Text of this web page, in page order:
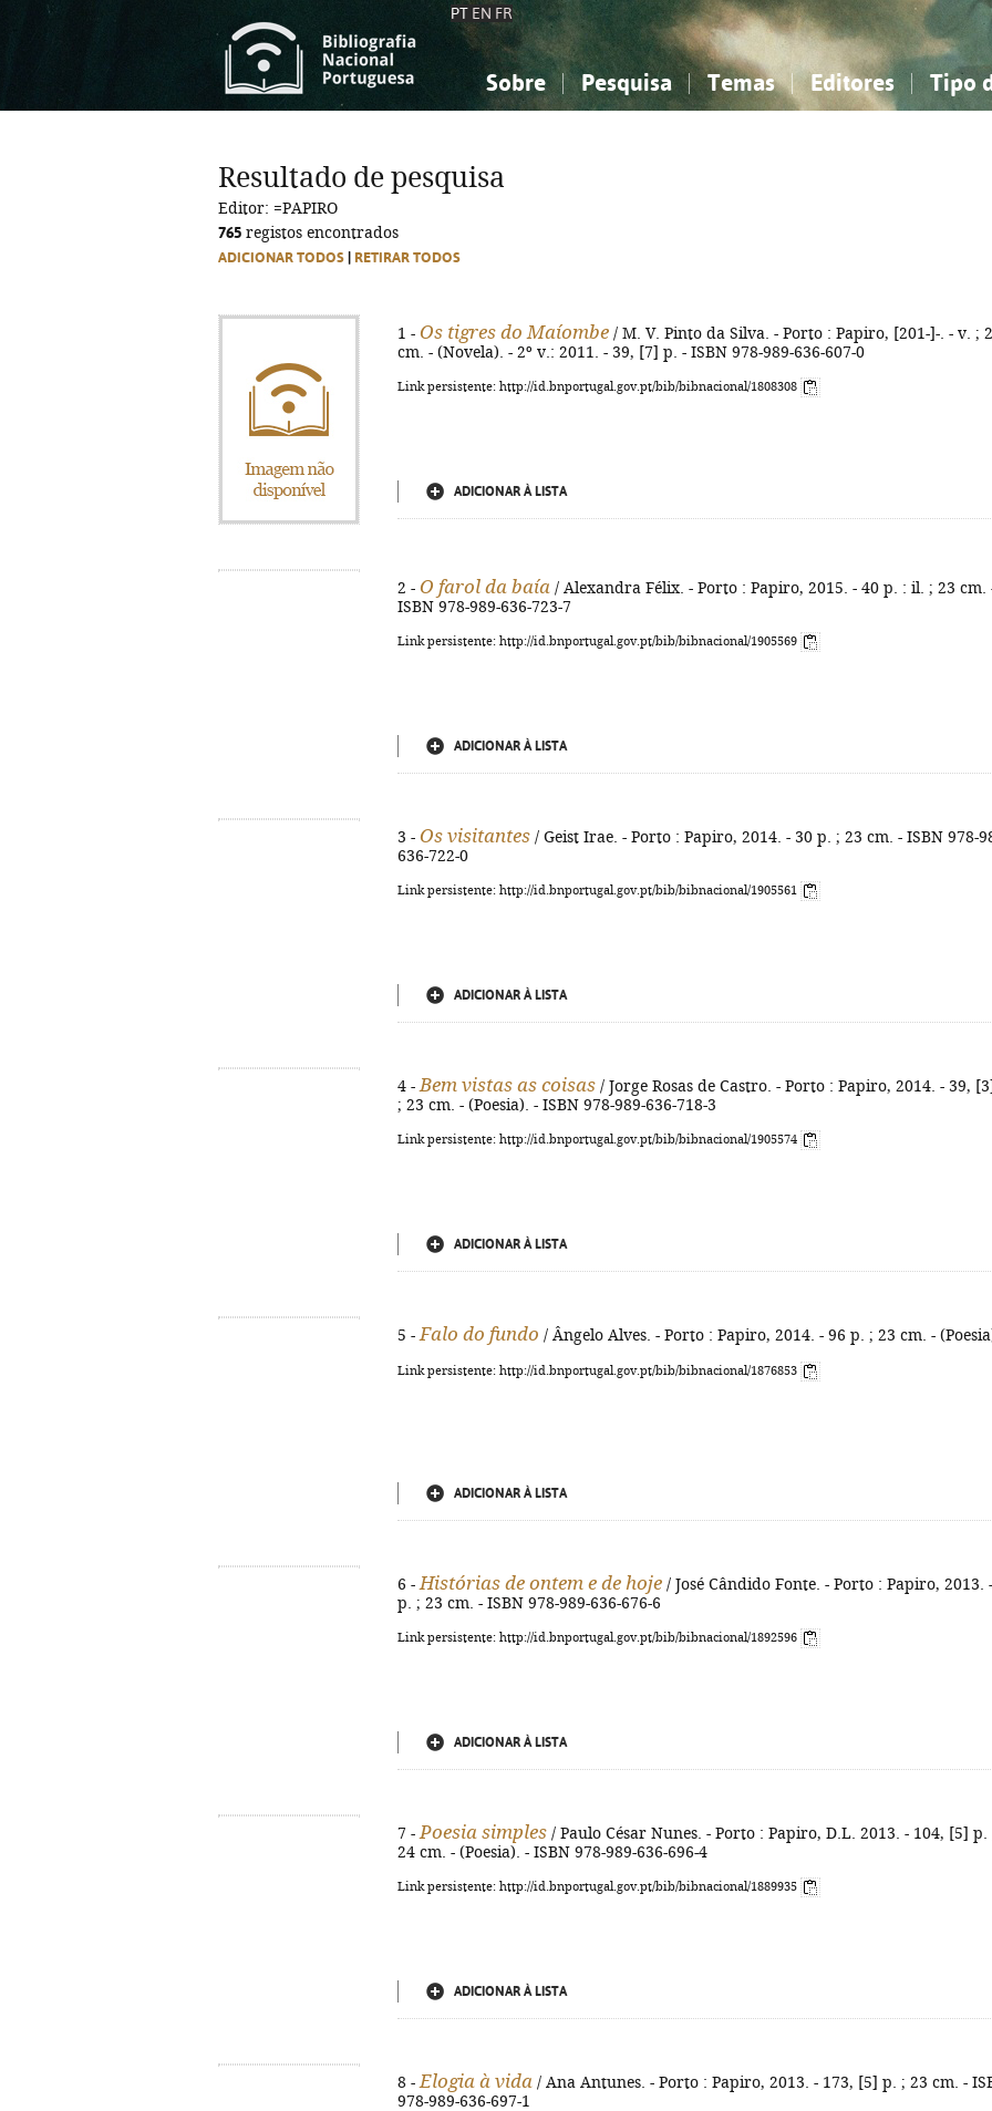
PT EN FR
Sobre Pesquisa Temas
Ciências sociais...
Editores Tipo
Ciências sociais...
Resultado de pesquisa
Editor: =PAPIRO
765 registos encontrados
ADICIONAR TODOS RETIRAR TODOS
1 - Os tigres do Maíombe / M. V. Pinto da Silva. - Porto : Papiro, [201-]-. - v. ;
cm. - (Novela). - 2º v.: 2011. - 39, [7] p. - ISBN 978-989-636-607-0
Link persistente: http://id.bnportugal.gov.pt/bib/bibnacional/1808308
ADICIONAR À LISTA
2 - O farol da baía / Alexandra Félix. - Porto : Papiro, 2015. - 40 p. : il. ; 23 cm.
ISBN 978-989-636-723-7
Link persistente: http://id.bnportugal.gov.pt/bib/bibnacional/1905569
ADICIONAR À LISTA
3 - Os visitantes / Geist Irae. - Porto : Papiro, 2014. - 30 p. ; 23 cm. - ISBN 978-
636-722-0
Link persistente: http://id.bnportugal.gov.pt/bib/bibnacional/1905561
ADICIONAR À LISTA
4 - Bem vistas as coisas / Jorge Rosas de Castro. - Porto : Papiro, 2014. - 39,
; 23 cm. - (Poesia). - ISBN 978-989-636-718-3
Link persistente: http://id.bnportugal.gov.pt/bib/bibnacional/1905574
ADICIONAR À LISTA
5 - Falo do fundo / Ângelo Alves. - Porto : Papiro, 2014. - 96 p. ; 23 cm. -
Link persistente: http://id.bnportugal.gov.pt/bib/bibnacional/1876853
ADICIONAR À LISTA
6 - Histórias de ontem e de hoje / José Cândido Fonte. - Porto : Papiro, 2013.
p. ; 23 cm. - ISBN 978-989-636-676-6
Link persistente: http://id.bnportugal.gov.pt/bib/bibnacional/1892596
ADICIONAR À LISTA
7 - Poesia simples / Paulo César Nunes. - Porto : Papiro, D.L. 2013. - 104, [5] p.
24 cm. - (Poesia). - ISBN 978-989-636-696-4
Link persistente: http://id.bnportugal.gov.pt/bib/bibnacional/1889935
ADICIONAR À LISTA
8 - Elogia à vida / Ana Antunes. - Porto : Papiro, 2013. - 173, [5] p. ; 23 cm. -
978-989-636-697-1